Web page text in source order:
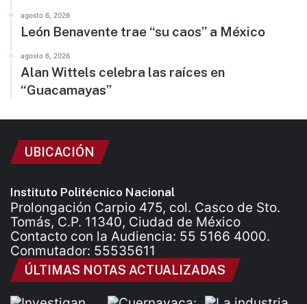
agosto 6, 2026
León Benavente trae “su caos” a México
agosto 6, 2026
Alan Wittels celebra las raíces en
“Guacamayas”
UBICACIÓN
Instituto Politécnico Nacional
Prolongación Carpio 475, col. Casco de Sto.
Tomás, C.P. 11340, Ciudad de México
Contacto con la Audiencia: 55 5166 4000.
Conmutador: 55535611
ÚLTIMAS NOTAS ACTUALIZADAS